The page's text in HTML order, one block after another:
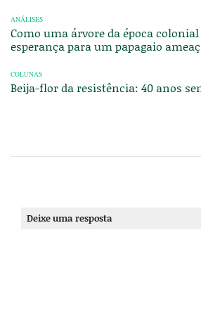
ANÁLISES
Como uma árvore da época
esperança para um papagaio
COLUNAS
Beija-flor da resistência: 40 anos
Deixe uma resposta